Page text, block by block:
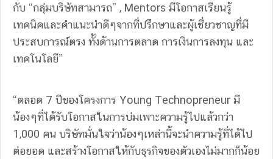
กับ “กลุ่มบริษัทสามารถ” , Mentors มีโอกาสเรียนรู้
เทคนิคและคำแนะนำดีๆจากที่ปรึกษาและผู้เชี่ยวชาญที่มี
ประสบการณ์ตรง ทั้งด้านการตลาด การเงินการลงทุน และ
เทคโนโลยี”
“ตลอด 7 ปีของโครงการ Young Technopreneur มี
น้องๆที่ได้รับโอกาสในการบ่มเพาะความรู้ไปแล้วกว่า
1,000 คน บริษัทมั่นใจว่าน้องๆเหล่านี้จะนำความรู้ที่ได้ไป
ต่อยอด และสร้างโอกาสให้กับธุรกิจของตัวเองไม่มากก็น้อย